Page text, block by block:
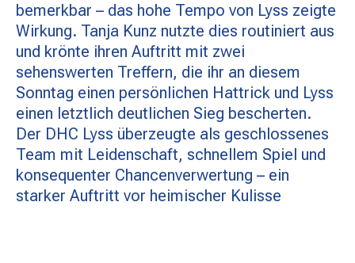
bemerkbar – das hohe Tempo von Lyss zeigte
Wirkung. Tanja Kunz nutzte dies routiniert aus
und krönte ihren Auftritt mit zwei
sehenswerten Treffern, die ihr an diesem
Sonntag einen persönlichen Hattrick und Lyss
einen letztlich deutlichen Sieg bescherten.
Der DHC Lyss überzeugte als geschlossenes
Team mit Leidenschaft, schnellem Spiel und
konsequenter Chancenverwertung – ein
starker Auftritt vor heimischer Kulisse